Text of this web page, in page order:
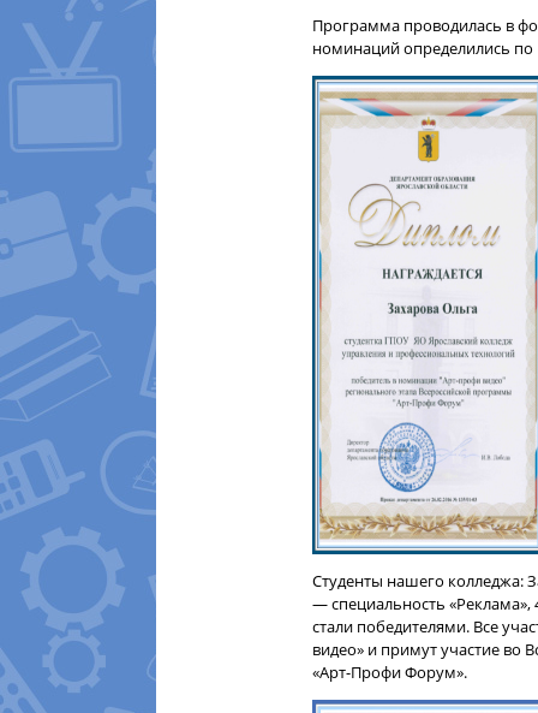
Программа проводилась в
номинаций определились по
Студенты нашего колледжа:
— специальность
стали победителями. Все
видео» и примут участие во
«Арт-Профи Форум».